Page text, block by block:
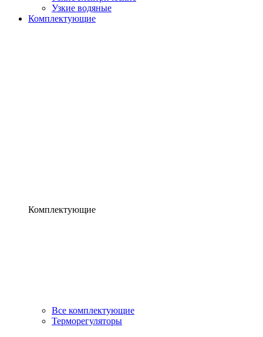
Узкие водяные
Комплектующие
Комплектующие
Все комплектующие
Терморегуляторы